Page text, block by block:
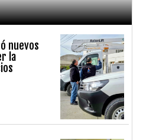
nuevos
la